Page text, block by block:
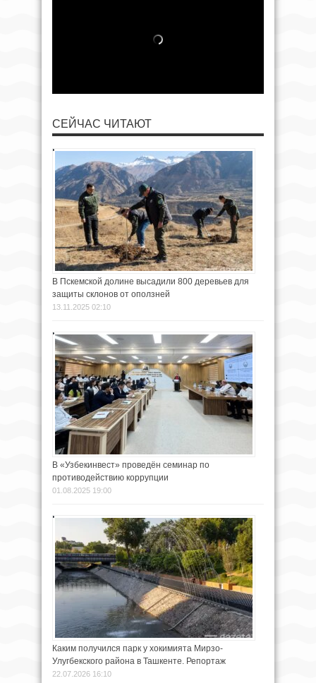
СЕЙЧАС ЧИТАЮТ
В Пскемской долине высадили 800 деревьев для
защиты склонов от оползней
13.11.2025 02:10
В «Узбекинвест» проведён семинар по
противодействию коррупции
01.08.2025 19:00
Каким получился парк у хокимията Мирзо-
Улугбекского района в Ташкенте. Репортаж
22.07.2026 16:10